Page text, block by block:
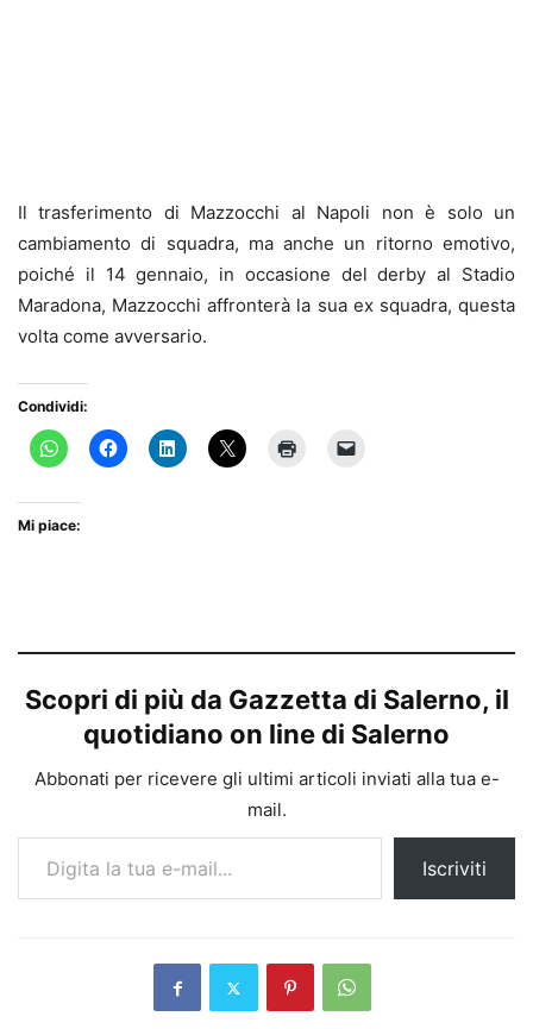
Il trasferimento di Mazzocchi al Napoli non è solo un
cambiamento di squadra, ma anche un ritorno emotivo,
poiché il 14 gennaio, in occasione del derby al Stadio
Maradona, Mazzocchi affronterà la sua ex squadra, questa
volta come avversario.
Condividi:
Mi piace:
Scopri di più da Gazzetta di Salerno, il
quotidiano on line di Salerno
Abbonati per ricevere gli ultimi articoli inviati alla tua e-
mail.
Digita la tua e-mail...
Iscriviti